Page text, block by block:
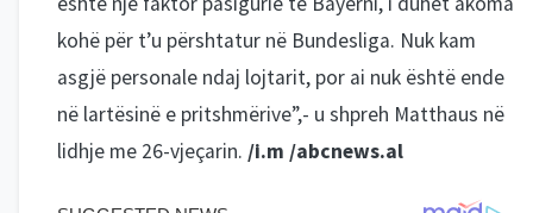
kohë për t’u përshtatur në Bundesliga. Nuk kam
asgjë personale ndaj lojtarit, por ai nuk është ende
në lartësinë e pritshmërive”,- u shpreh Matthaus në
lidhje me 26-vjeçarin. /i.m /abcnews.al